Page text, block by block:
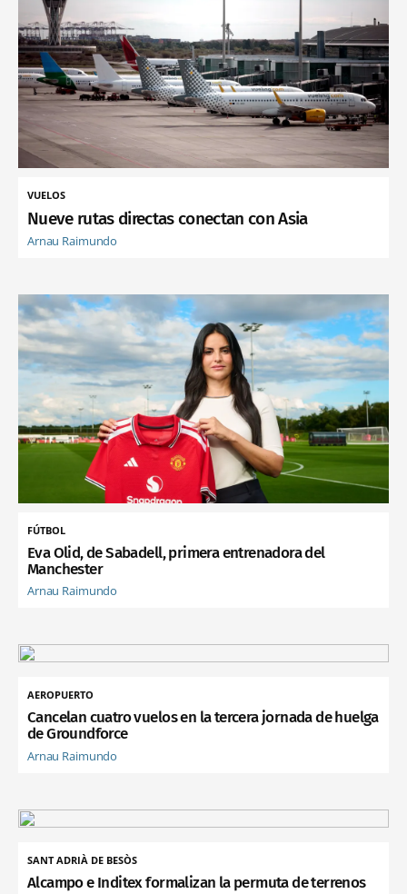
VUELOS
Nueve rutas directas conectan con Asia
Arnau Raimundo
FÚTBOL
Eva Olid, de Sabadell, primera entrenadora del
Manchester
Arnau Raimundo
AEROPUERTO
Cancelan cuatro vuelos en la tercera jornada de huelga
de Groundforce
Arnau Raimundo
SANT ADRIÀ DE BESÒS
Alcampo e Inditex formalizan la permuta de terrenos